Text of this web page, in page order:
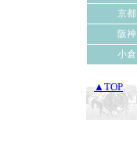
京都
阪神
小倉
▲TOP